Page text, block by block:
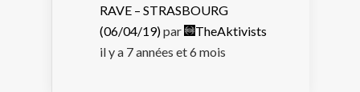
RAVE – STRASBOURG
(06/04/19)par
TheAktivists
il y a 7 années et 6 mois